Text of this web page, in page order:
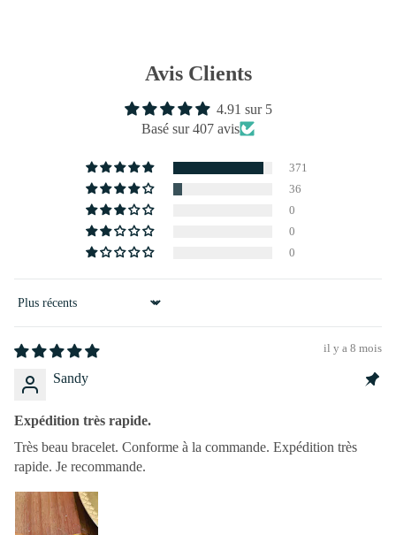
Avis Clients
4.91 sur 5
Basé sur 407 avis
371
36
0
0
0
Sort by
il y a 8 mois
Sandy
Expédition très rapide.
Très beau bracelet. Conforme à la commande. Expédition très
rapide. Je recommande.